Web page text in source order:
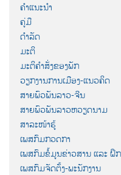
ຄຳແນະນຳ
ຄູ່ມື
ດຳລັດ
ມະຕິ
ມະຕິຄຳສັ່ງຂອງພັກ
ວຽກງານການເມືອງ-ແນວຄິດ
ສາຍພົວພັນລາວ-ຈີນ
ສາຍພົວພັນລາວຫວຽດນາມ
ສາລະໜ້າຮູ້
ເພສກົມກວດກາ
ເພສກົມຂໍ້ມູນຂ່າວສານ ແລະ ຝຶ
ເພສກົມຈັດຕັ້ງ-ພະນັກງານ